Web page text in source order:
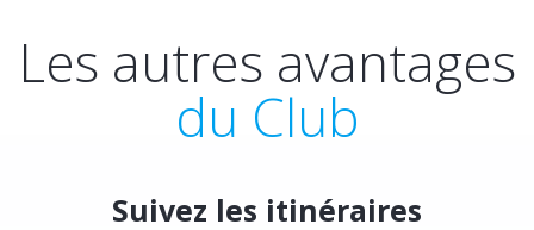
Les autres avantages
du Club
Suivez les itinéraires